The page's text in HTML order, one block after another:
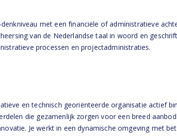
met een financiële of administratieve
van de Nederlandse taal in woord en
processen en projectadministraties.
en technisch georiënteerde organisatie actief
die gezamenlijk zorgen voor een breed
Je werkt in een dynamische omgeving met